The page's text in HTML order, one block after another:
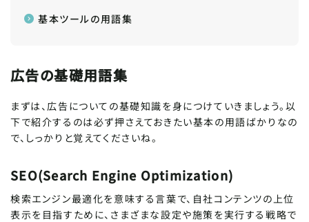
基本ツールの用語集
広告の基礎用語集
まずは、広告についての基礎知識を身につけていきましょう。以
下で紹介するのは必ず押さえておきたい基本の用語ばかりなの
で、しっかりと覚えてくださいね。
SEO(Search Engine Optimization)
検索エンジン最適化を意味する言葉で、自社コンテンツの上位
表示を目指すために、さまざまな設定や施策を実行する戦略で